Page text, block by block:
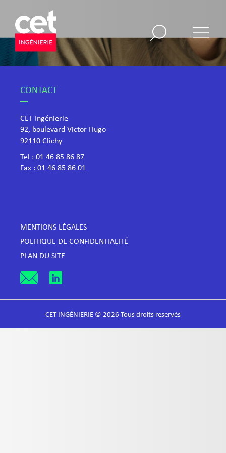
CONTACT
CET Ingénierie
92, boulevard Victor Hugo
​92110 Clichy
Tel : 01 46 85 86 87
Fax : 01 46 85 86 01
MENTIONS LÉGALES
POLITIQUE DE CONFIDENTIALITÉ
PLAN DU SITE
CET INGÉNIERIE © 2026 Tous droits reservés